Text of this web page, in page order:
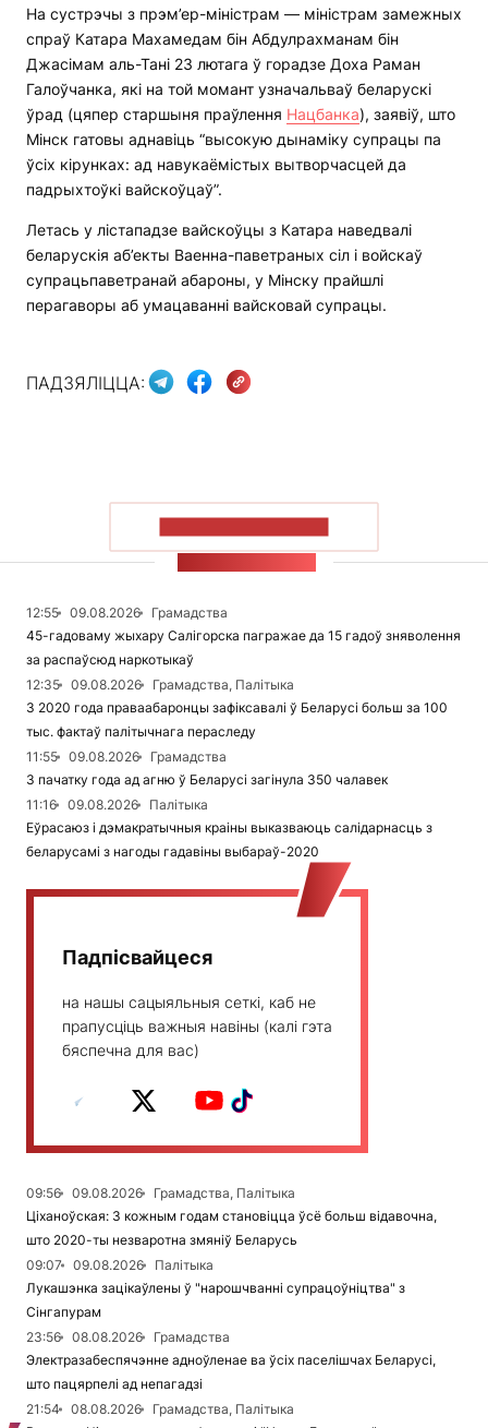
На сустрэчы з прэм’ер-міністрам — міністрам замежных
спраў Катара Махамедам бін Абдулрахманам бін
Джасімам аль-Тані 23 лютага ў горадзе Доха Раман
Галоўчанка, які на той момант узначальваў беларускі
ўрад (цяпер старшыня праўлення Нацбанка), заявіў, што
Мінск гатовы аднавіць “высокую дынаміку супрацы па
ўсіх кірунках: ад навукаёмістых вытворчасцей да
падрыхтоўкі вайскоўцаў”.
Летась у лістападзе вайскоўцы з Катара наведвалі
беларускія аб’екты Ваенна-паветраных сіл і войскаў
супрацьпаветранай абароны, у Мінску прайшлі
перагаворы аб умацаванні вайсковай супрацы.
ПАДЗЯЛІЦЦА:
12:55 09.08.2026
Грамадства
45-гадоваму жыхару Салігорска пагражае да 15 гадоў зняволення
за распаўсюд наркотыкаў
12:35
09.08.2026
Грамадства, Палітыка
З 2020 года праваабаронцы зафіксавалі ў Беларусі больш за 100
тыс. фактаў палітычнага пераследу
11:55
09.08.2026
Грамадства
З пачатку года ад агню ў Беларусі загінула 350 чалавек
11:16
09.08.2026
Палітыка
Еўрасаюз і дэмакратычныя краіны выказваюць салідарнасць з
беларусамі з нагоды гадавіны выбараў-2020
Падпісвайцеся
на нашы сацыяльныя сеткі, каб не
прапусціць важныя навіны (калі гэта
бяспечна для вас)
09:56 09.08.2026
Грамадства, Палітыка
Ціханоўская: З кожным годам становіцца ўсё больш відавочна,
што 2020-ты незваротна змяніў Беларусь
09:07
09.08.2026
Палітыка
Лукашэнка зацікаўлены ў "нарошчванні супрацоўніцтва" з
Сінгапурам
23:56
08.08.2026
Грамадства
Электразабеспячэнне адноўленае ва ўсіх паселішчах Беларусі,
што пацярпелі ад непагадзі
21:54
08.08.2026
Грамадства, Палітыка